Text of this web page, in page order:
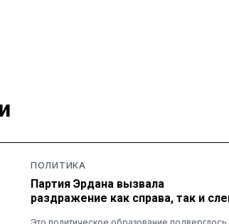
ПОЛИТИКА
Партия Эрдана вызвала
раздражение как справа, так и